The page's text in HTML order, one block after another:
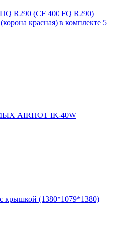
R290 (СF 400 FQ R290)
красная) в комплекте 5
AIRHOT IK-40W
крышкой (1380*1079*1380)